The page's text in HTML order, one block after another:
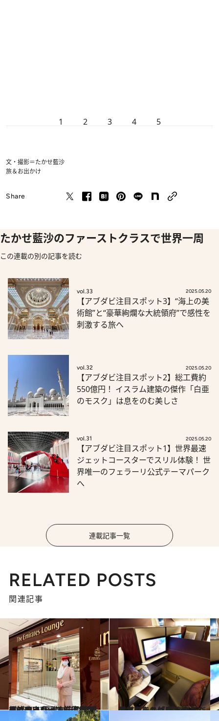
1 2 3 4 5
文・撮影＝たかせ藍沙
旅＆お出かけ
Share
たかせ藍沙のファーストクラスで世界一周
この連載の別の記事を読む
vol.33 2025.05.20
【アブダビ注目スポット3】“海上の美
術館”と“豪華絢爛な大統領府”で感性を
刺激する旅へ
vol.32 2025.05.20
【アブダビ注目スポット2】総工費約
550億円！ イスラム建築の傑作「白亜
のモスク」は息をのむ美しさ
vol.31 2025.05.20
【アブダビ注目スポット1】世界最速
ジェットコースターでスリル体験！ 世
界唯一のフェラーリ公式テーマパーク
へ
連載記事一覧
RELATED POSTS
関連記事
2023.4.23
まばゆいシート、天空のシャワー 優雅な旅の再開は、エミレーツ航空の ラグジュアリーフライトから始めよう
旅＆お出かけ 2022.7.14
【カタール航空】数々の受賞歴をもつ 秀逸なビジネスクラス「Qスイート」
旅＆お出かけ